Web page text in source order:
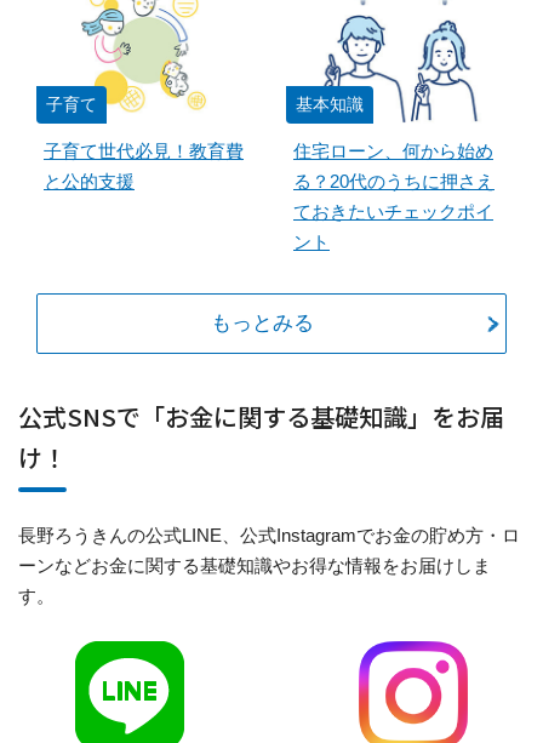
子育て
子育て世代必見！教育費
と公的支援
基本知識
住宅ローン、何から始め
る？20代のうちに押さえ
ておきたいチェックポイ
ント
もっとみる
公式SNSで「お金に関する基礎知識」をお届
け！
長野ろうきんの公式LINE、公式Instagramでお金の貯め方・ロ
ーンなどお金に関する基礎知識やお得な情報をお届けしま
す。